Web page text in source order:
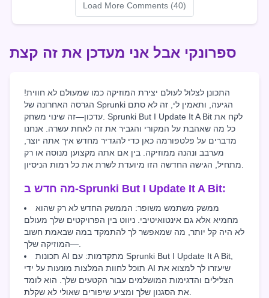
Load More Comments (40)
ספרונקי אבל אני מעדכן את זה קצת
התכונן לצלול לעולם יצירת המוזיקה כמו שמעולם לא חווית!
הגרסה האחרונה של Sprunki הגיעה, ותאמין לי, זה לא סתם
עדכון—זה שינוי משחק. Sprunki But I Update It A Bit לקח את
כל מה שאהבת על המקורי והגביר את זה לאחת עשרה. אנחנו
מדברים על פלטפורמה כאן כדי להגדיר מחדש איך אתה יוצר,
מערבב ונהנה ממוזיקה. בין אם אתה מקצוען מנוסה או רק
מתחיל, הגישה החדשה הזו מיועדת לשרת את כל רמות הניסיון.
מה חדש ב-Sprunki But I Update It A Bit:
ממשק משתמש משופר: הממשק החדש לא רק שהוא
מחמיא אלא גם אינטואיטיבי. ניווט בין הפרויקטים שלך מעולם
לא היה קל יותר, מה שמאפשר לך להתמקד במה שבאמת חשוב
—המוזיקה שלך.
תכונות AI מתקדמות: עם Sprunki But I Update It A Bit,
תוכל לחוות המלצות מונעות על ידי AI שיעזרו לך למצוא את
הצלילים והדגימות המושלמים עבור הקטעים שלך. הוא לומד
את הסגנון שלך ומציע שיפורים שאולי לא שקלת.